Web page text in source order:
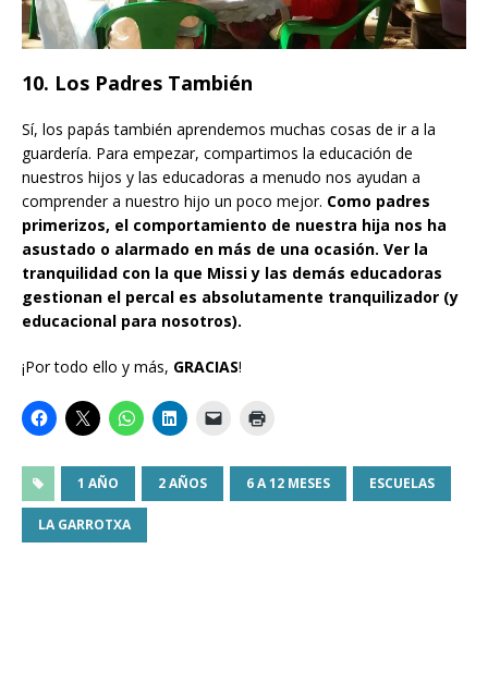
10. Los Padres También
Sí, los papás también aprendemos muchas cosas de ir a la
guardería. Para empezar, compartimos la educación de
nuestros hijos y las educadoras a menudo nos ayudan a
comprender a nuestro hijo un poco mejor. Como padres
primerizos, el comportamiento de nuestra hija nos ha
asustado o alarmado en más de una ocasión. Ver la
tranquilidad con la que Missi y las demás educadoras
gestionan el percal es absolutamente tranquilizador (y
educacional para nosotros).
¡Por todo ello y más, GRACIAS!
1 AÑO 2 AÑOS 6 A 12 MESES ESCUELAS
LA GARROTXA